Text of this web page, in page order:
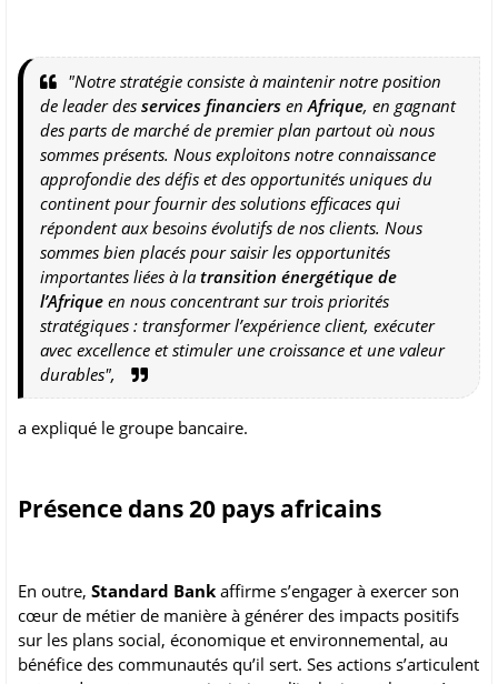
"Notre stratégie consiste à maintenir notre position
de leader des services financiers enAfrique, en gagnant
des parts de marché de premier plan partout où nous
sommes présents. Nous exploitons notre connaissance
approfondie des défis et des opportunités uniques du
continent pour fournir des solutions efficaces qui
répondent aux besoins évolutifs de nos clients. Nous
sommes bien placés pour saisir les opportunités
importantes liées à latransition énergétique de
l’Afrique en nous concentrant sur trois priorités
stratégiques : transformer l’expérience client, exécuter
avec excellence et stimuler une croissance et une valeur
durables",
a expliqué le groupe bancaire.
Présence dans 20 pays africains
En outre, Standard Bank affirme s’engager à exercer son
cœur de métier de manière à générer des impacts positifs
sur les plans social, économique et environnemental, au
bénéfice des communautés qu’il sert. Ses actions s’articulent